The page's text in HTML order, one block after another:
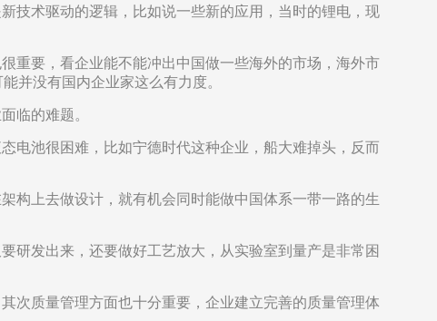
技术驱动的逻辑，比如说一些新的应用，当时的锂电，现
重要，看企业能不能冲出中国做一些海外的市场，海外市
并没有国内企业家这么有力度。
临的难题。
电池很困难，比如宁德时代这种企业，船大难掉头，反而
构上去做设计，就有机会同时能做中国体系一带一路的生
研发出来，还要做好工艺放大，从实验室到量产是非常困
次质量管理方面也十分重要，企业建立完善的质量管理体